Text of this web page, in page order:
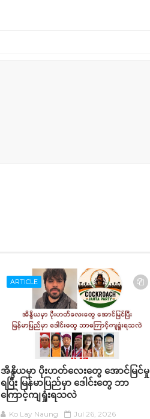
ARTICLE
အိန္ဒိယမှာ ပိုးဟတ်လေးတွေ အောင်မြင်မှု
ရပြီး မြန်မာပြည်မှာ ဒေါင်းတွေ ဘာ
ကြောင့်ကျရှုံးရသလဲ
Ko Lay Naung Jul 26, 2026